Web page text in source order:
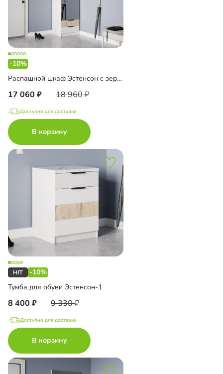
-10%
Распашной шкаф Эстенсон с зеркалом
17 060 18 960
Доступно для доставки
В корзину
-10%
Тумба для обуви Эстенсон-1
8 400 9 330
Доступно для доставки
В корзину